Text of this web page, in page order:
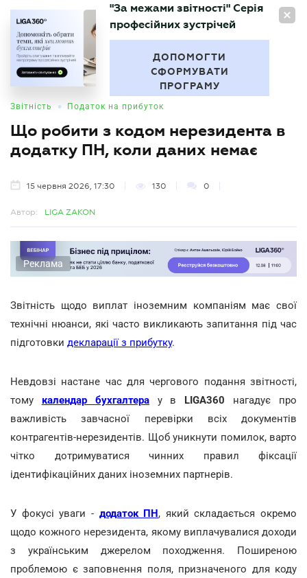
UA
БУХГАЛТЕР
"За межами звітності" Серія
професійних зустрічей
ДОПОМОГТИ
СФОРМУВАТИ
ПРОГРАМУ
Звітність • Податок на прибуток
Що робити з кодом нерезидента в
додатку ПН, коли даних немає
15 червня 2026, 17:30 130 0
Автор: LIGA ZAKON
Реклама
Звітність щодо виплат іноземним компаніям має свої
технічні нюанси, які часто викликають запитання під час
підготовки декларації з прибутку.
Невдовзі настане час для чергового подання звітності,
тому календар бухгалтерау в LIGA360 нагадує про
важливість завчасної перевірки всіх документів
контрагентів-нерезидентів. Щоб уникнути помилок, варто
чітко дотримуватися чинних правил фіксації
ідентифікаційних даних іноземних партнерів.
У фокусі уваги - додаток ПН, який складається окремо
щодо кожного нерезидента, якому виплачувалися доходи
з українським джерелом походження. Поширеною
проблемою є заповнення поля, призначеного для коду